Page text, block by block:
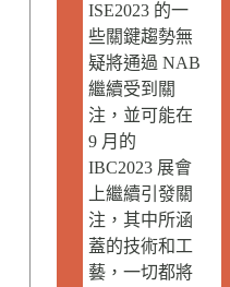
ISE2023 的一
些關鍵趨勢無
疑將通過 NAB
繼續受到關
注，並可能在
9 月的
IBC2023 展會
上繼續引發關
注，其中所涵
蓋的技術和工
藝，一切都將